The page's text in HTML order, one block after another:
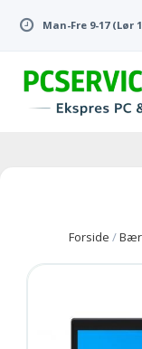
Man-Fre 9-17 (Lør
Forside /